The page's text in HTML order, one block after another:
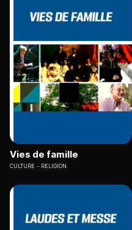
Vies de famille
CULTURE RELIGION